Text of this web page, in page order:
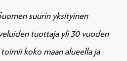
suurin yksityinen
tuottaja yli 30 vuoden
koko maan alueella ja